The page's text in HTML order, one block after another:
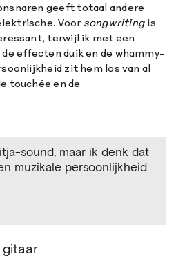
geeft totaal andere
Voor songwriting is
terwijl ik met een
effecten duik en de whammy-
zit hem los van al
touchée en de
sound, maar ik denk dat
muzikale persoonlijkheid
gitaar